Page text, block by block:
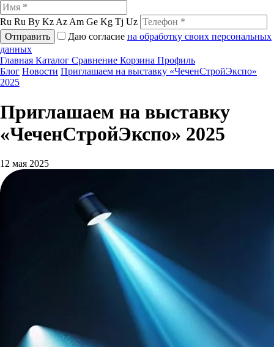
Ru Ru By Kz Az Am Ge Kg Tj Uz
Отправить
Даю согласие на обработку своих персональных
данных
Главная Каталог Сравнение Корзина Профиль
Блог Новости Приглашаем на выставку «ЧеченСтройЭкспо»
2025
Приглашаем на выставку
«ЧеченСтройЭкспо» 2025
12 мая 2025